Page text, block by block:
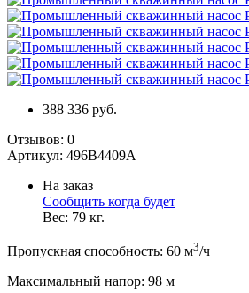
388 336 руб.
Отзывов: 0
Артикул: 496B4409A
На заказ
Сообщить когда будет
Вес: 79 кг.
Пропускная способность: 60 м3/ч
Максимальный напор: 98 м